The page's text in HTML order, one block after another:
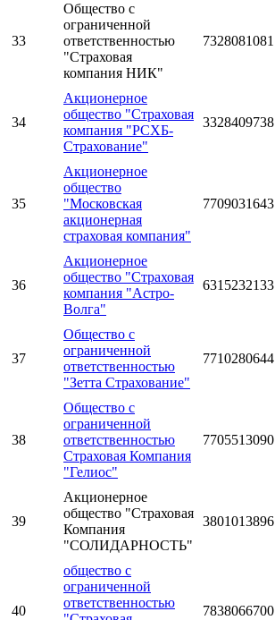
33
Общество с
ограниченной
ответственностью
"Страховая
компания НИК"
7328081081
34
Акционерное
общество "Страховая
компания "РСХБ-
Страхование"
3328409738
35
Акционерное
общество
"Московская
акционерная
страховая компания"
7709031643
36
Акционерное
общество "Страховая
компания "Астро-
Волга"
6315232133
37
Общество с
ограниченной
ответственностью
"Зетта Страхование"
7710280644
38
Общество с
ограниченной
ответственностью
Страховая Компания
"Гелиос"
7705513090
39
Акционерное
общество "Страховая
Компания
"СОЛИДАРНОСТЬ"
3801013896
40
общество с
ограниченной
ответственностью
7838066700